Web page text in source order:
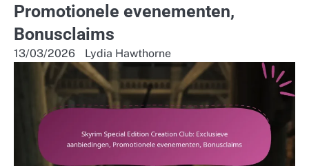
Promotionele evenementen,
Bonusclaims
13/03/2026 Lydia Hawthorne